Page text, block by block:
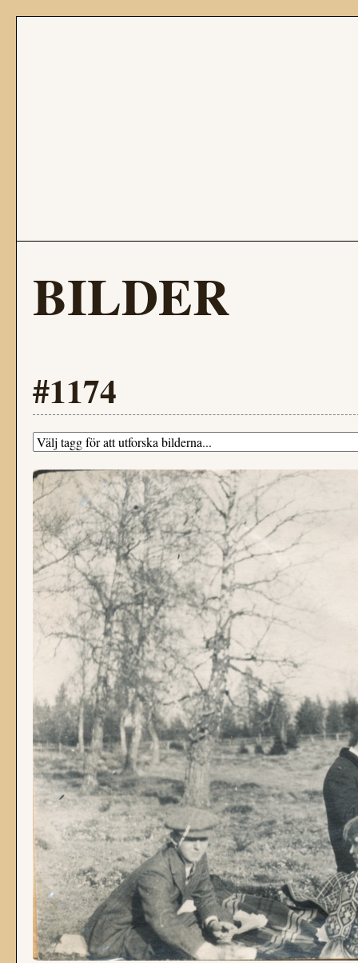
BILDER
#1174